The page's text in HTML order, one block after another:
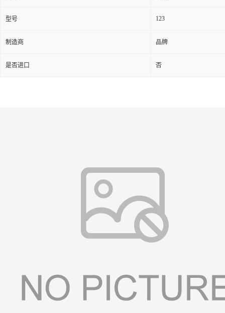
型号 123
制造商 品牌
是否进口 否